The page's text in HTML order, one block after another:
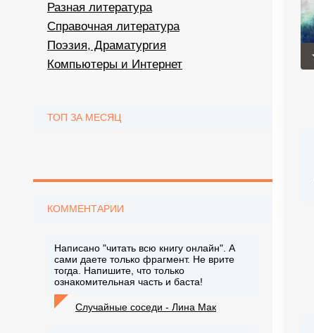
Разная литература
Справочная литература
Поэзия, Драматургия
Компьютеры и Интернет
ТОП ЗА МЕСЯЦ
КОММЕНТАРИИ
Написано "читать всю книгу онлайн". А
сами даете только фрагмент. Не врите
тогда. Напишите, что только
ознакомительная часть и баста!
Случайные соседи - Лина Мак